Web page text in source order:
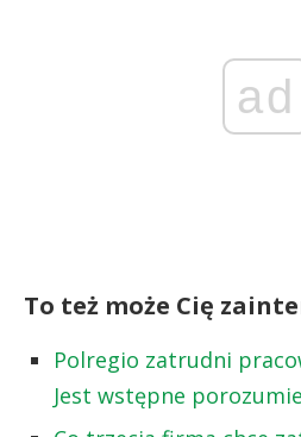
ad
To też może Cię
Polregio zatrudni
Jest wstępne